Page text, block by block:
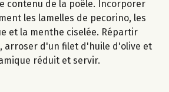
contenu de la poêle. Incorporer
les lamelles de pecorino, les
et la menthe ciselée. Répartir
arroser d'un filet d'huile d'olive et
réduit et servir.